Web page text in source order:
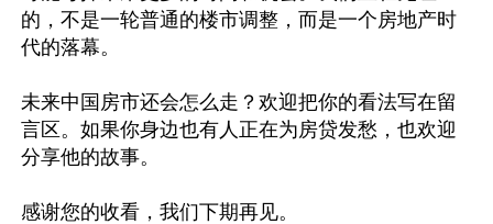
的，不是一轮普通的楼市调整，而是一个房地产时
代的落幕。
未来中国房市还会怎么走？欢迎把你的看法写在留
言区。如果你身边也有人正在为房贷发愁，也欢迎
分享他的故事。
感谢您的收看，我们下期再见。